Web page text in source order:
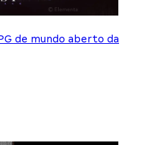
de mundo aberto da